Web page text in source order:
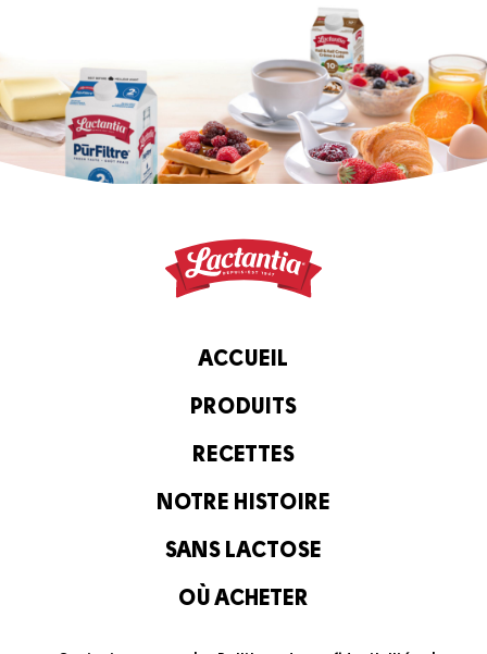
ACCUEIL
PRODUITS
RECETTES
NOTRE HISTOIRE
SANS LACTOSE
OÙ ACHETER